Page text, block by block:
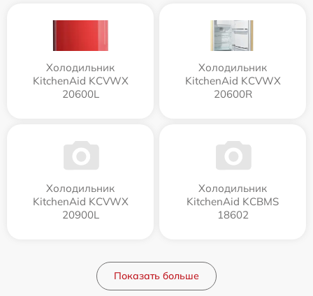
Холодильник
KitchenAid KCVWX
20600L
Холодильник
KitchenAid KCVWX
20600R
Холодильник
KitchenAid KCVWX
20900L
Холодильник
KitchenAid KCBMS
18602
Показать больше